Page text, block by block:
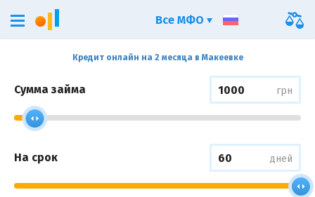
Кредит онлайн на 2 месяца в Макеевке
Сумма займа грн
На срок дней
Все МФО